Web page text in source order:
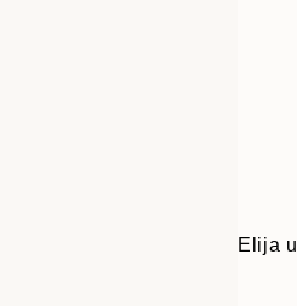
Elija